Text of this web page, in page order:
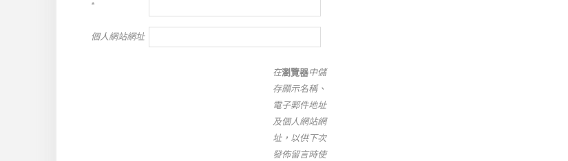
*
個人網站網址
在瀏覽器中儲
存顯示名稱、
電子郵件地址
及個人網站網
址，以供下次
發佈留言時使